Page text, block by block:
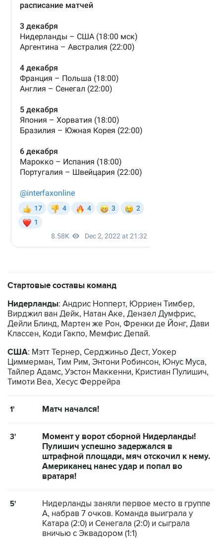
Стартовые составы команд
Нидерланды: Андрис Нопперт, Юрриен Тимбер,
Вирджил ван Дейк, Натан Аке, Дензел Думфрис,
Дейли Блинд, Мартен же Рон, Френки де Йонг, Дави
Классен, Коди Гакпо, Мемфис Депай.
США: Мэтт Тернер, Серджиньо Дест, Уокер
Циммерман, Тим Рим, Энтони Робинсон, Юнус Муса,
Тайлер Адамс, Уэстон Маккенни, Кристиан Пулишич,
Тимоти Веа, Хесус Феррейра
1' Матч начался!
3'
Момент у ворот сборной Нидерланды!
Пулишич успешно задержался в
штрафной площади, мяч отскочил к нему.
Американец нанес удар и попал во
вратаря!
5'
Нидерланды заняли первое место в группе
А, набрав 7 очков. Команда выиграла у
Катара (2:0) и Сенегала (2:0) и сыграла
вничью с Эквадором (1:1)